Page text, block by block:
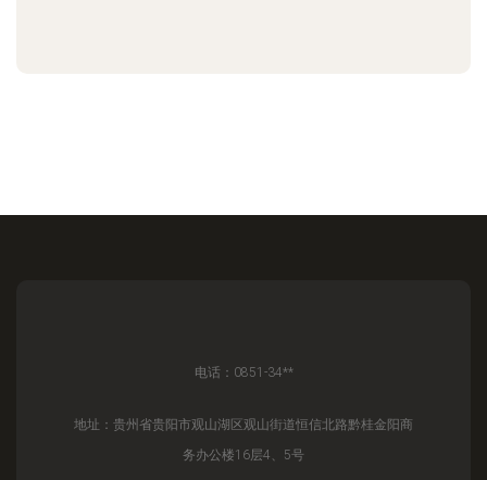
电话：0851-34**
地址：贵州省贵阳市观山湖区观山街道恒信北路黔桂金阳商
务办公楼16层4、5号